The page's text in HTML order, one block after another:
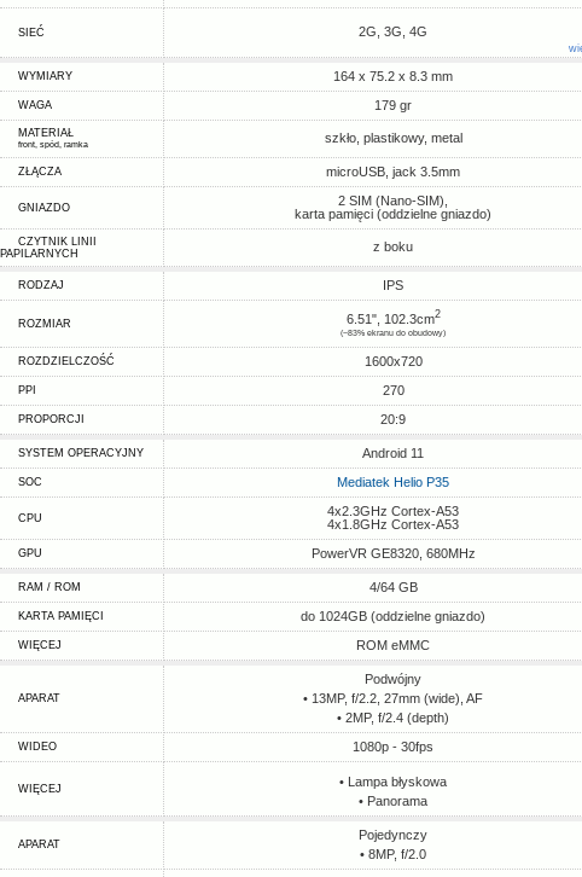
SIEĆ 2G, 3G, 4G
WYMIARY 164 x 75.2 x 8.3 mm
WAGA 179 gr
MATERIAŁ
front, spód, ramka szkło, plastikowy, metal
ZŁĄCZA microUSB, jack 3.5mm
GNIAZDO
2 SIM (Nano-SIM),
karta pamięci (oddzielne gniazdo)
CZYTNIK LINII
PAPILARNYCH
z boku
RODZAJ IPS
ROZMIAR 6.51", 102.3cm2
(~83% ekranu do obudowy)
ROZDZIELCZOŚĆ 1600x720
PPI 270
PROPORCJI 20:9
SYSTEM OPERACYJNY Android 11
SOC Mediatek Helio P35
CPU
4x2.3GHz Cortex-A53
4x1.8GHz Cortex-A53
GPU PowerVR GE8320, 680MHz
RAM / ROM 4/64 GB
KARTA PAMIĘCI do 1024GB (oddzielne gniazdo)
WIĘCEJ ROM eMMC
APARAT
Podwójny
• 13MP, f/2.2, 27mm (wide), AF
• 2MP, f/2.4 (depth)
WIDEO 1080p - 30fps
WIĘCEJ
• Lampa błyskowa
• Panorama
APARAT
Pojedynczy
• 8MP, f/2.0